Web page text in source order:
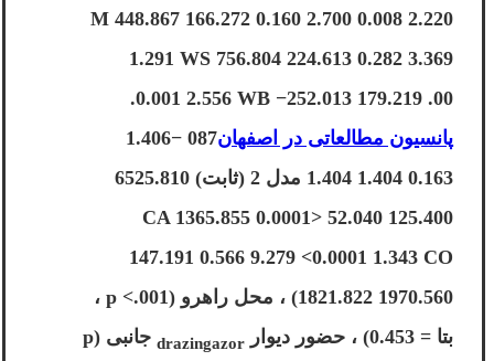
2.220 M 448.867 166.272 0.160 2.700 0.008
1.291 WS 756.804 224.613 0.282 3.369
0.001 2.556 WB −252.013 179.219 .00.
پانسیون مطالعاتی در اصفهان
087 −1.406
0.163 1.404 1.404 مدل 2 (ثابت) 6525.810
125.400 52.040 <0.0001 CA 1365.855
147.191 0.566 9.279 <0.0001 1.343 CO
1821.822 1970.560) ، محل راهرو (p <.001 ،
بتا = 0.453) ، حضور دیوار
drazingazor
جانبی (p